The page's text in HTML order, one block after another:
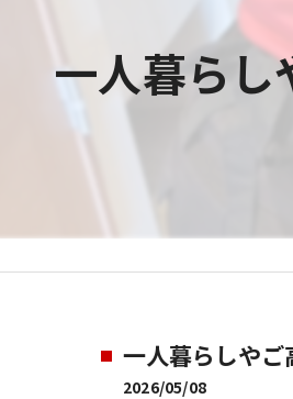
一人暮ら
一人暮らしや
2026/05/08